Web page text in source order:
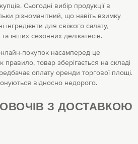
Сьогодні вибір продукції в
різноманітний, що навіть взимку
для свіжого салату,
інших сезонних делікатесів.
покупок насамперед це
товар зберігається на складі
оплату оренди торгової площі.
відносно недорого.
З ДОСТАВКОЮ